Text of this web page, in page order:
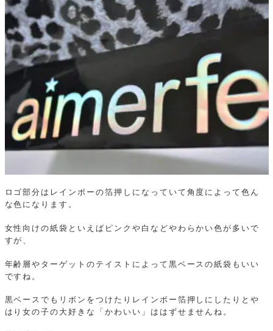
ロゴ部分はレインボーの箔押しになっていて角度によって色ん
な色になります。
女性向けの紙袋といえばピンクや白などやわらかい色が多いで
すが、
年齢層やターゲットのテイストによって黒ベースの紙袋もいい
ですね。
黒ベースでもリボンをつけたりレインボー箔押しにしたりとや
はり女の子の大好きな「かわいい」ははずせませんね。